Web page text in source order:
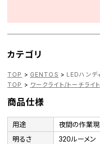
カテゴリ
TOP > GENTOS > LEDハンデ
TOP > ワークライト/トーチライト
商品仕様
用途
夜間の作業
明るさ
320ルーメン